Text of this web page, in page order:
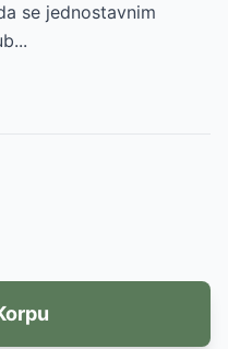
se jednostavnim